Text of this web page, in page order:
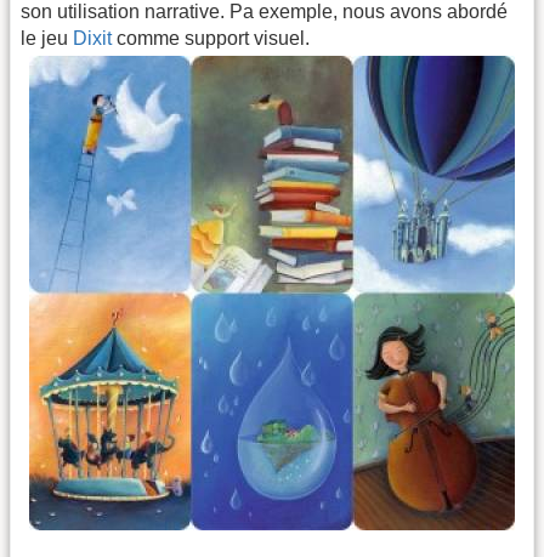
son utilisation narrative. Pa exemple, nous avons abordé
le jeu Dixitcomme support visuel.